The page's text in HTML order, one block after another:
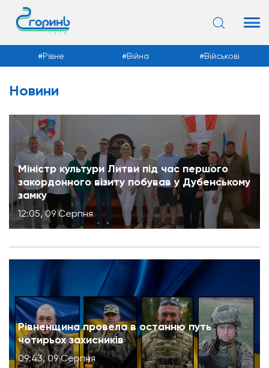
Новини
Рівне Війна Військові
Новини
Міністр культури Литви під час першого
закордонного візиту побував у Дубенському
замку
12:05, 09 Серпня
Рівненщина провела в останню путь
чотирьох захисників
09:43, 09 Серпня